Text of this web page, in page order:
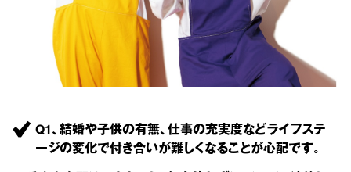
Q1、結婚や子供の有無、仕事の充実度などライフステ
ージの変化で付き合いが難しくなることが心配です。